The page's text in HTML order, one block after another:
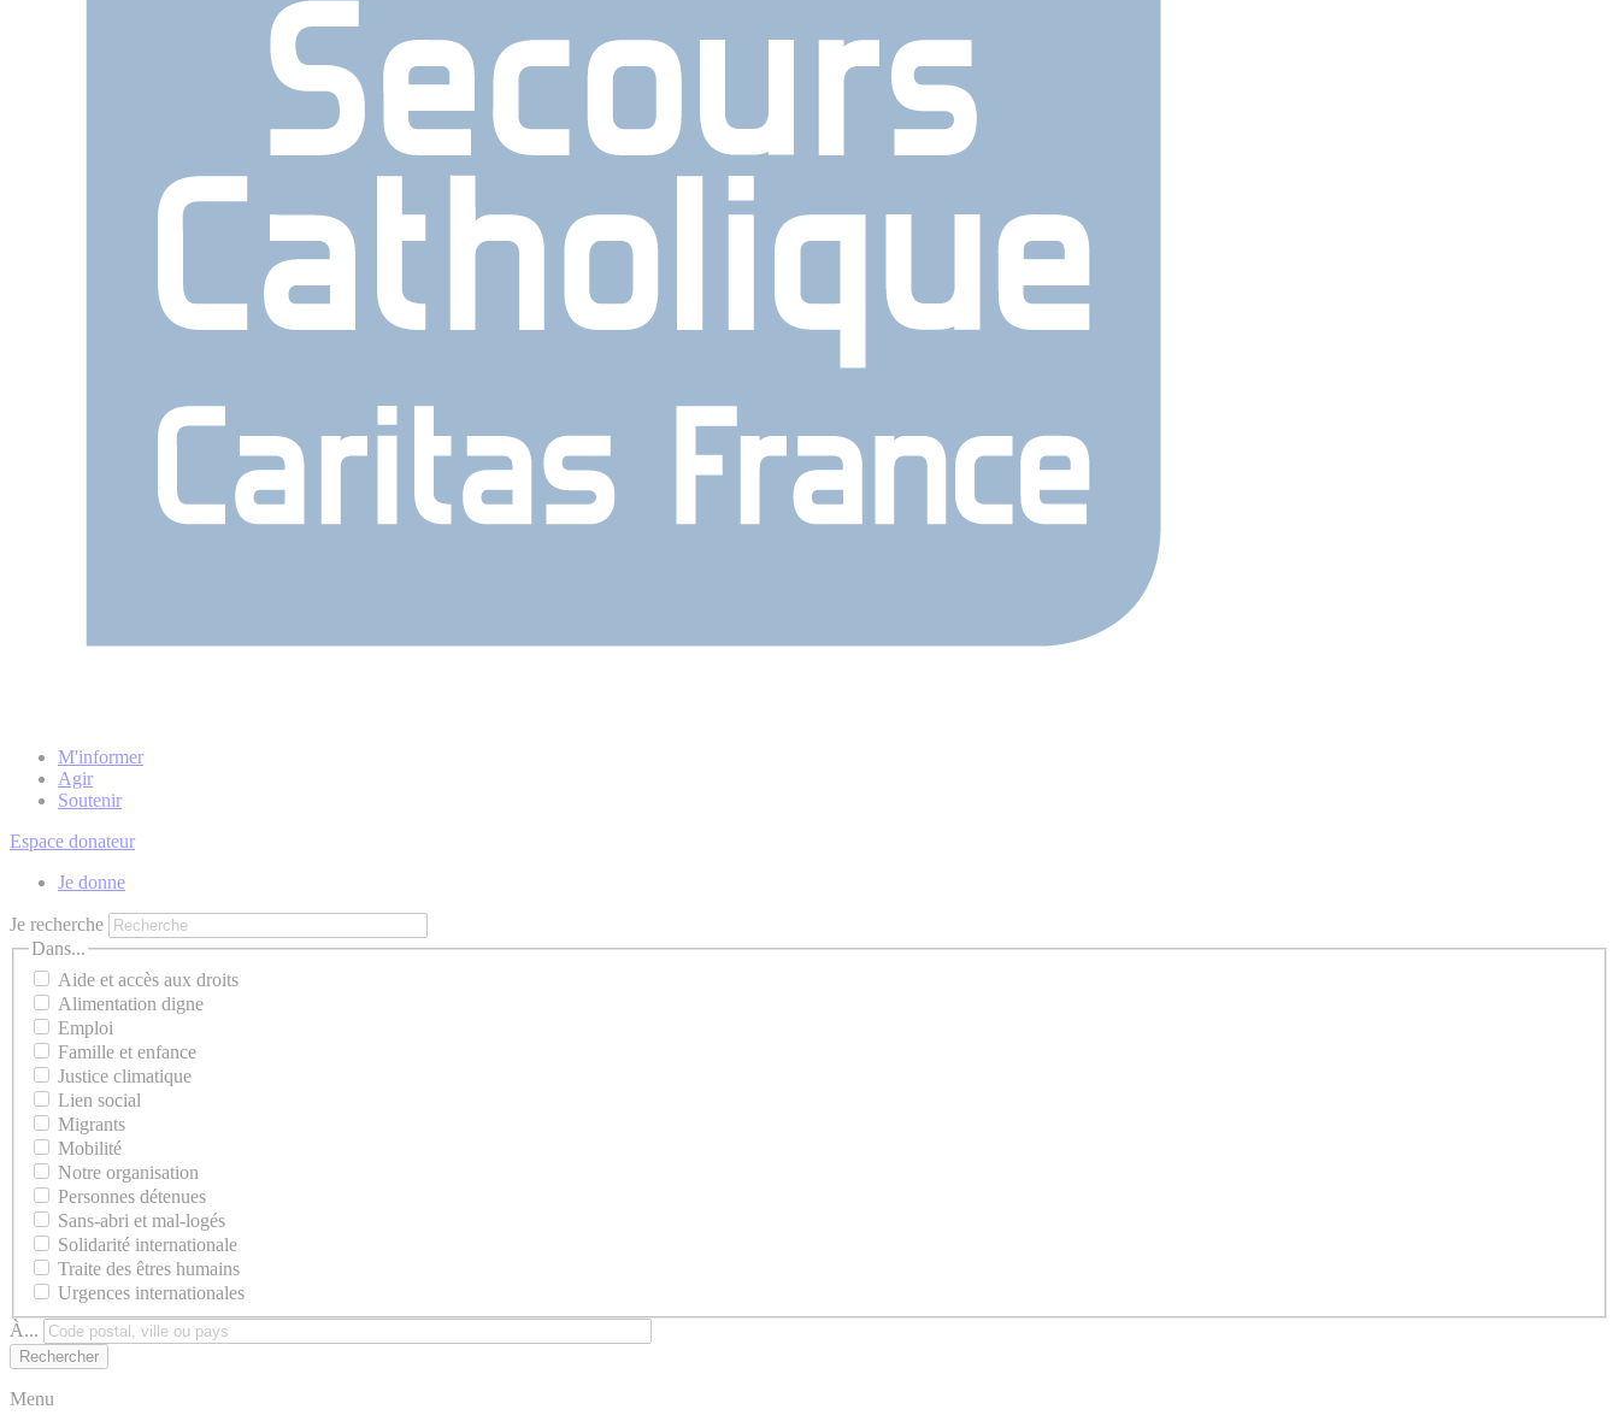
M'informer
Agir
Soutenir
Espace donateur
Je donne
Je recherche
Dans...
Aide et accès aux droits
Alimentation digne
Emploi
Famille et enfance
Justice climatique
Lien social
Migrants
Mobilité
Notre organisation
Personnes détenues
Sans-abri et mal-logés
Solidarité internationale
Traite des êtres humains
Urgences internationales
À...
Menu